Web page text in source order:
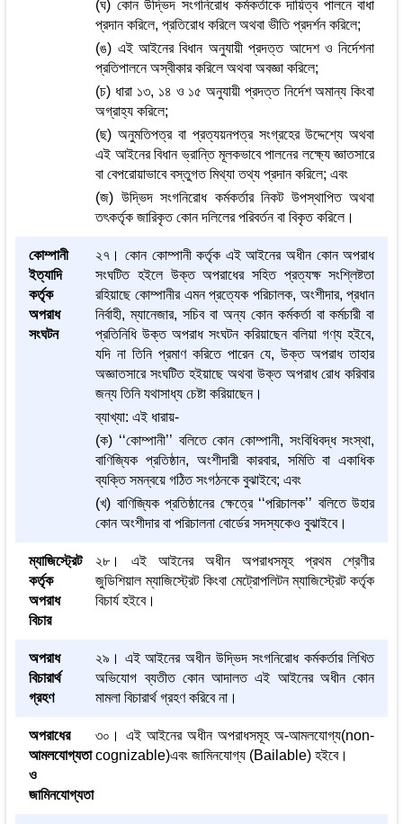
(ঘ) কোন উদ্ভিদ সংগনিরোধ কর্মকর্তাকে দায়িত্ব পালনে বাধা
প্রদান করিলে, প্রতিরোধ করিলে অথবা ভীতি প্রদর্শন করিলে;
(ঙ) এই আইনের বিধান অনুযায়ী প্রদত্ত আদেশ ও নির্দেশনা
প্রতিপালনে অস্বীকার করিলে অথবা অবজ্ঞা করিলে;
(চ) ধারা ১৩, ১৪ ও ১৫ অনুযায়ী প্রদত্ত নির্দেশ অমান্য কিংবা
অগ্রাহ্য করিলে;
(ছ) অনুমতিপত্র বা প্রত্যয়নপত্র সংগ্রহের উদ্দেশ্যে অথবা
এই আইনের বিধান ভ্রান্তি মূলকভাবে পালনের লক্ষ্যে জ্ঞাতসারে
বা বেপরোয়াভাবে বস্তুগত মিথ্যা তথ্য প্রদান করিলে; এবং
(জ) উদ্ভিদ সংগনিরোধ কর্মকর্তার নিকট উপস্থাপিত অথবা
তৎকর্তৃক জারিকৃত কোন দলিলের পরিবর্তন বা বিকৃত করিলে।
কোম্পানী
ইত্যাদি
কর্তৃক
অপরাধ
সংঘটন
২৭। কোন কোম্পানী কর্তৃক এই আইনের অধীন কোন অপরাধ
সংঘটিত হইলে উক্ত অপরাধের সহিত প্রত্যক্ষ সংশ্লিষ্টতা
রহিয়াছে কোম্পানীর এমন প্রত্যেক পরিচালক, অংশীদার, প্রধান
নির্বাহী, ম্যানেজার, সচিব বা অন্য কোন কর্মকর্তা বা কর্মচারী বা
প্রতিনিধি উক্ত অপরাধ সংঘটন করিয়াছেন বলিয়া গণ্য হইবে,
যদি না তিনি প্রমাণ করিতে পারেন যে, উক্ত অপরাধ তাহার
অজ্ঞাতসারে সংঘটিত হইয়াছে অথবা উক্ত অপরাধ রোধ করিবার
জন্য তিনি যথাসাধ্য চেষ্টা করিয়াছেন।
ব্যাখ্যা: এই ধারায়-
(ক) ‘‘কোম্পানী’’ বলিতে কোন কোম্পানী, সংবিধিবদ্ধ সংস্থা,
বাণিজ্যিক প্রতিষ্ঠান, অংশীদারী কারবার, সমিতি বা একাধিক
ব্যক্তি সমন্বয়ে গঠিত সংগঠনকে বুঝাইবে; এবং
(খ) বাণিজ্যিক প্রতিষ্ঠানের ক্ষেত্রে ‘‘পরিচালক’’ বলিতে উহার
কোন অংশীদার বা পরিচালনা বোর্ডের সদস্যকেও বুঝাইবে।
ম্যাজিস্ট্রেট
কর্তৃক
অপরাধ
বিচার
২৮। এই আইনের অধীন অপরাধসমূহ প্রথম শ্রেণীর
জুডিশিয়াল ম্যাজিস্ট্রেট কিংবা মেট্রোপলিটন ম্যাজিস্ট্রেট কর্তৃক
বিচার্য হইবে।
অপরাধ
বিচারার্থ
গ্রহণ
২৯। এই আইনের অধীন উদ্ভিদ সংগনিরোধ কর্মকর্তার লিখিত
অভিযোগ ব্যতীত কোন আদালত এই আইনের অধীন কোন
মামলা বিচারার্থ গ্রহণ করিবে না।
অপরাধের
আমলযোগ্যতা
ও
জামিনযোগ্যতা
৩০। এই আইনের অধীন অপরাধসমূহ অ-আমলযোগ্য(non-
cognizable)এবং জামিনযোগ্য (Bailable) হইবে।